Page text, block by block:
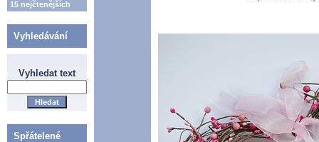
15 nejčtenějších
Vyhledávání
Vyhledat text
Spřátelené